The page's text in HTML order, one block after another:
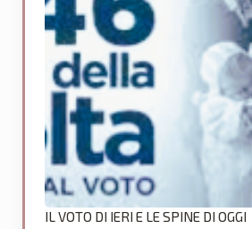
IL VOTO DI IERI E LE SPINE DI OGGI